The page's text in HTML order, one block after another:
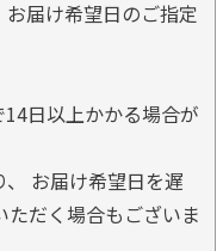
届け希望日のご指定
日以上かかる場合が
お届け希望日を遅
だく場合もございま